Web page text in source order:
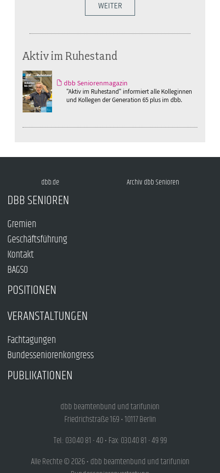
WEITER
Aktiv im Ruhestand
dbb Seniorenmagazin
"Aktiv im Ruhestand" informiert alle Kolleginnen
und Kollegen der Generation 65 plus im dbb.
dbb.de Archiv dbb Senioren
DBB SENIOREN
Gremien
Geschäftsführung
Kontakt
BAGSO
POSITIONEN
VERANSTALTUNGEN
Fachtagungen
Bundesseniorenkongress
PUBLIKATIONEN
dbb beamtenbund und tarifunion
Friedrichstraße 169 • 10117 Berlin
Tel.: 030.40 81 - 40 • Fax: 030.40 81 - 49 99
Alle Rechte © 2026 • dbb beamtenbund und tarifunion